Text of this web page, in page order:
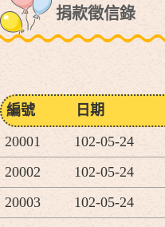
捐款徵信錄
編號 日期
20001
102-05-24
20002
102-05-24
20003
102-05-24